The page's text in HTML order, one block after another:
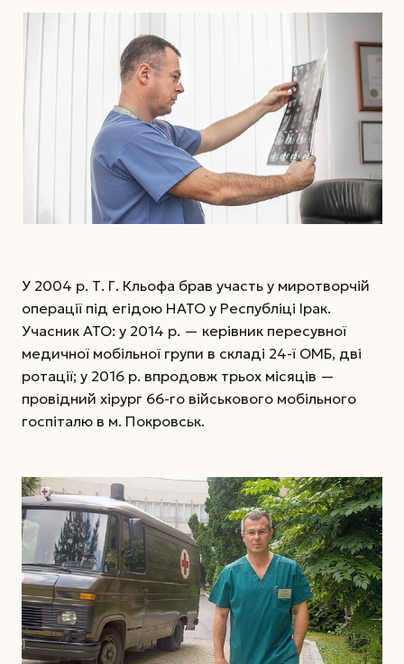
У 2004 р. Т. Г. Кльофа брав участь у миротворчій
операції під егідою НАТО у Республіці Ірак.
Учасник АТО: у 2014 р. — керівник пересувної
медичної мобільної групи в складі 24-ї ОМБ, дві
ротації; у 2016 р. впродовж трьох місяців —
провідний хірург 66-го військового мобільного
госпіталю в м. Покровськ.